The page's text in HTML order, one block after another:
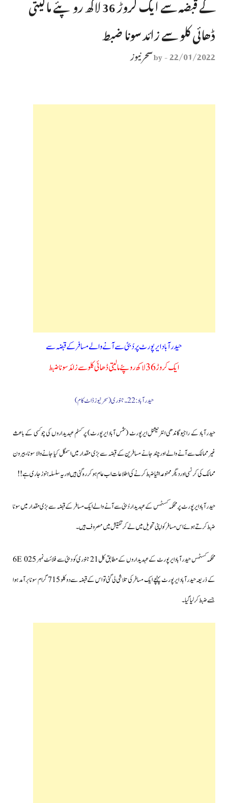
ڈھائی کلو سے زائد سونا ضبط
22/01/2022
-
byسحر نیوز
حیدرآباد ایرپورٹ پر دُبئی سے آنے والےمسافر کے قبضہ سے
ایک کروڑ 36 لاکھ روپئے مالیتی ڈھائی کلو سے زائد سونا ضبط
حیدرآباد :22۔جنوری (سحرنیوزڈاٹ کام)
حیدرآباد کے راجیو گاندھی انٹرنیشنل ایرپورٹ (شمس آباد ایرپورٹ) پرکسٹم عہدیداروں کی چوکسی کے باعث
غیرممالک سے آنے والے اور چند جانے مسافرین کے قبضہ سے بڑی مقدار میں اسمگل کیا جانے والا سونا،بیرون
ممالک کی کرنسی اور دیگر ممنوعہ اشیا ضبط کرنے کی اطلاعات اب عام ہوکر رہ گئی ہیں اور یہ سلسلہ ہنوز جاری ہے!!
حیدرآباد ایرپورٹ پر محکمہ کسٹمس کے عہدیدار دُبئی سے آنے والے ایک مسافر کے قبضہ سے بڑی مقدار میں سونا
ضبط کرتے ہوئے اس مسافر کو اپنی تحویل میں لے کر تفتیش میں مصروف ہیں۔
محکمہ کسٹمس حیدرآباد ایرپورٹ کے عہدیداروں کے مطابق کل 21 جنوری کو دبئی سے فلائٹ نمبر 6E 025
کے ذریعہ حیدرآباد ایرپورٹ پہنچے ایک مسافر کی تلاشی لی گئی تو اس کے قبضہ سے دو کلو 715 گرام سونا برآمد ہوا
جسے ضبط کرلیا گیا۔